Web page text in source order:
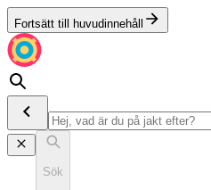
Fortsätt till huvudinnehåll
Sök